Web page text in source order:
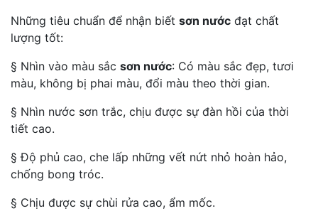
Những tiêu chuẩn để nhận biết sơn nước đạt chất
lượng tốt:
§ Nhìn vào màu sắc sơn nước: Có màu sắc đẹp, tươi
màu, không bị phai màu, đổi màu theo thời gian.
§ Nhìn nước sơn trắc, chịu được sự đàn hồi của thời
tiết cao.
§ Độ phủ cao, che lấp những vết nứt nhỏ hoàn hảo,
chống bong tróc.
§ Chịu được sự chùi rửa cao, ẩm mốc.